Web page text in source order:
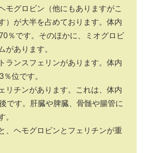
モグロビン（他にもありますがこ
）が大半を占めております。体内
％です。そのほかに、ミオグロビ
があります。
ランスフェリンがあります。体内
位です。
リチンがあります。これは、体内
です。肝臓や脾臓、骨髄や腸管に
。
、ヘモグロビンとフェリチンが重